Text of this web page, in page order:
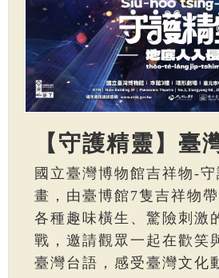
【守護精靈】臺
國立臺灣博物館吉祥物-
畫，由臺博館7隻吉祥物
各種趣味橫生、驚險刺激
戰，邀請觀眾一起在歡笑
臺灣台語，感受臺灣文化